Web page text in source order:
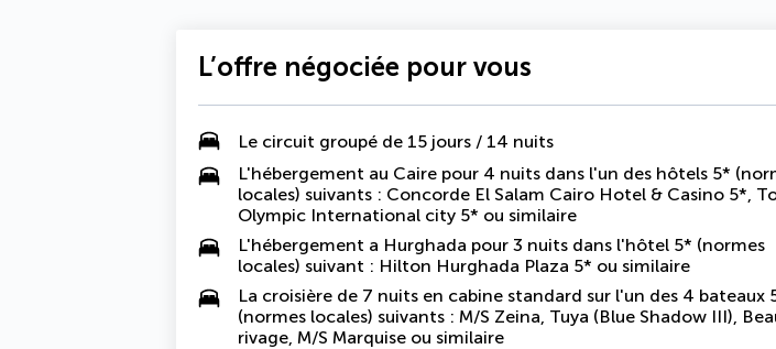
L’offre négociée pour vous
Le circuit groupé de 15 jours / 14 nuits
L'hébergement au Caire pour 4 nuits dans l'un des hôtels 5*
locales) suivants : Concorde El Salam Cairo Hotel & Casino 5*,
Olympic International city 5* ou similaire
L'hébergement a Hurghada pour 3 nuits dans l'hôtel 5* (normes
locales) suivant : Hilton Hurghada Plaza 5* ou similaire
La croisière de 7 nuits en cabine standard sur l'un des 4 bateaux
(normes locales) suivants : M/S Zeina, Tuya (Blue Shadow III),
rivage, M/S Marquise ou similaire